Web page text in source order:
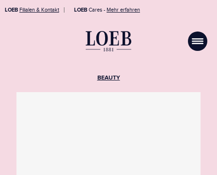
LOEB Filialen & Kontakt LOEB Cares - Mehr erfahren
BEAUTY